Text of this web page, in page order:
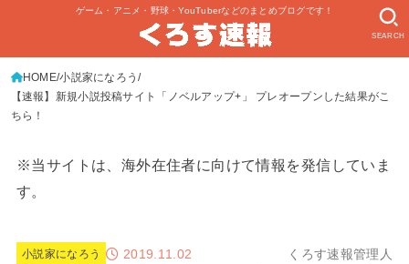
ゲーム・アニメ・野球・YouTuberなどのまとめブログです！
SEARCH
HOME 小説家になろう
【速報】新規小説投稿サイト「ノベルアップ+」 プレオープンした結果がこ
ちら！
※当サイトは、海外在住者に向けて情報を発信していま
す。
小説家になろう 2019.11.02 くろす速報管理人